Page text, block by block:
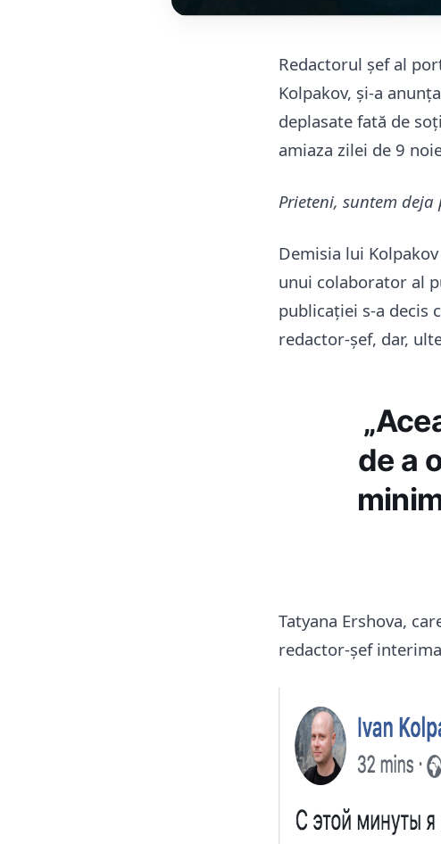
Redactorul șef al
Kolpakov, și-a
deplasate fată de
amiaza zilei de 9
Prieteni, suntem deja
Demisia lui
unui colaborator al
publicației s-a decis
redactor-șef, dar,
de a
Tatyana Ershova,
redactor-șef